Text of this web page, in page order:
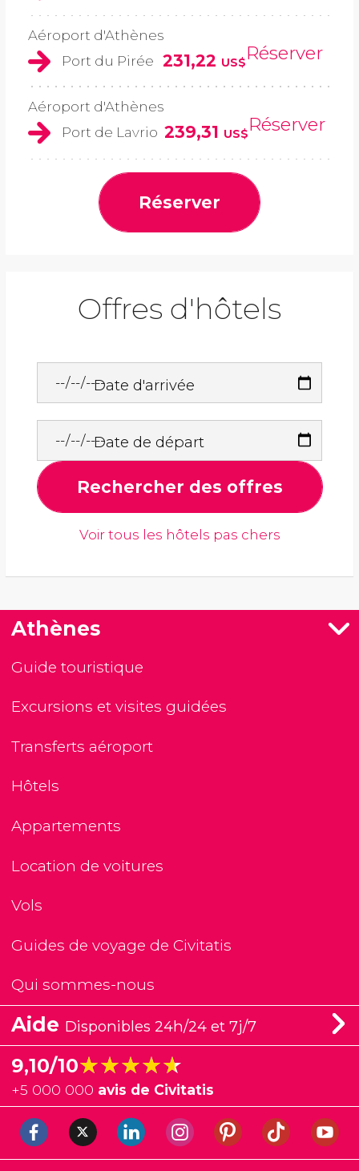
Aéroport d'Athènes
Port du Pirée 231,22 US$Réserver
Aéroport d'Athènes
Port de Lavrio 239,31 US$Réserver
Réserver
Offres d'hôtels
Date d'arrivée
Date de départ
Rechercher des offres
Voir tous les hôtels pas chers
Athènes
Guide touristique
Excursions et visites guidées
Transferts aéroport
Hôtels
Appartements
Location de voitures
Vols
Guides de voyage de Civitatis
Qui sommes-nous
Aide Disponibles 24h/24 et 7j/7
9,10/10★★★★★
★★★★★
+5 000 000 avis de Civitatis